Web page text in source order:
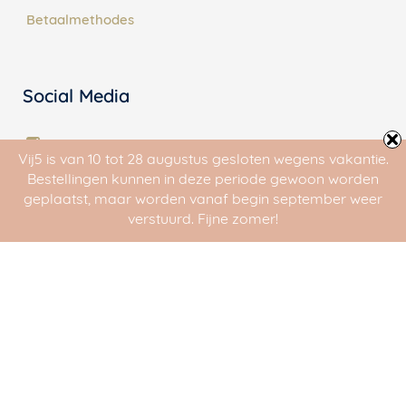
Betaalmethodes
Social Media
Instagram
Facebook
Pinterest
YouTube
Vij5 is van 10 tot 28 augustus gesloten wegens vakantie.
Bestellingen kunnen in deze periode gewoon worden
geplaatst, maar worden vanaf begin september weer
verstuurd. Fijne zomer!